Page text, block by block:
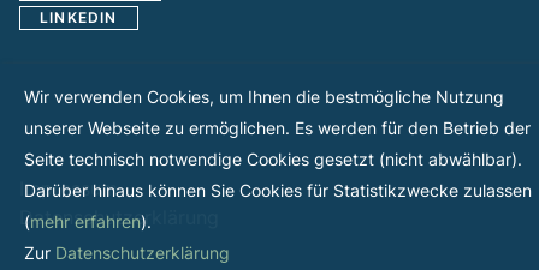
LINKEDIN
Impressum
Datenschutzerklärung
Wir verwenden Cookies, um Ihnen die bestmögliche Nutzung
unserer Webseite zu ermöglichen. Es werden für den Betrieb der
Seite technisch notwendige Cookies gesetzt (nicht abwählbar).
Darüber hinaus können Sie Cookies für Statistikzwecke zulassen
(mehr erfahren).
Zur Datenschutzerklärung